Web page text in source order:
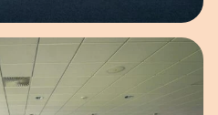
Open afbeelding in popup